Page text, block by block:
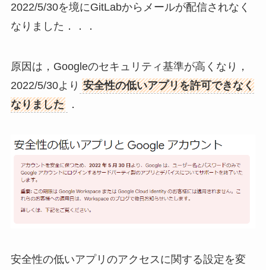
2022/5/30を境にGitLabからメールが配信されなく
なりました．．．
原因は，Googleのセキュリティ基準が高くなり，
2022/5/30より 安全性の低いアプリを許可できなく
なりました
．
安全性の低いアプリのアクセスに関する設定を変